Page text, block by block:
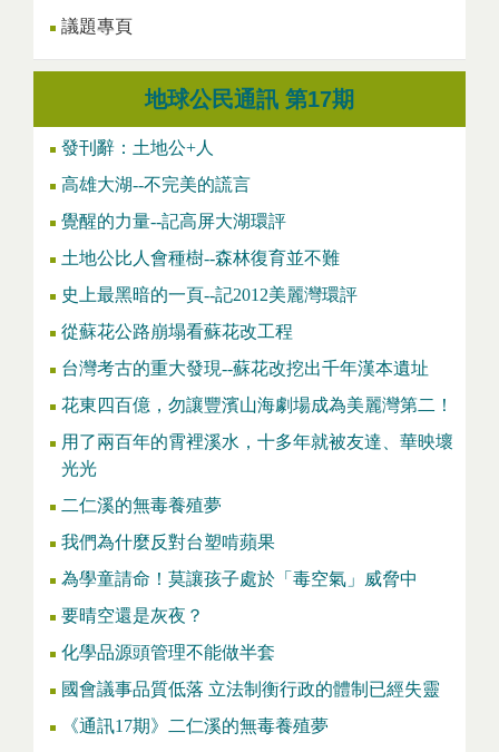
議題專頁
地球公民通訊 第17期
發刊辭：土地公+人
高雄大湖--不完美的謊言
覺醒的力量--記高屏大湖環評
土地公比人會種樹--森林復育並不難
史上最黑暗的一頁--記2012美麗灣環評
從蘇花公路崩塌看蘇花改工程
台灣考古的重大發現--蘇花改挖出千年漢本遺址
花東四百億，勿讓豐濱山海劇場成為美麗灣第二！
用了兩百年的霄裡溪水，十多年就被友達、華映壞
光光
二仁溪的無毒養殖夢
我們為什麼反對台塑啃蘋果
為學童請命！莫讓孩子處於「毒空氣」威脅中
要晴空還是灰夜？
化學品源頭管理不能做半套
國會議事品質低落 立法制衡行政的體制已經失靈
《通訊17期》二仁溪的無毒養殖夢